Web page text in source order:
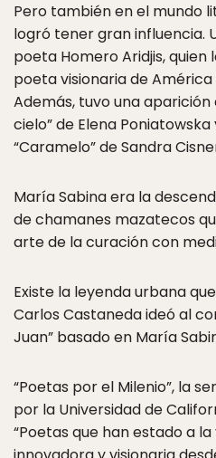
Pero también en el mundo
logró tener gran influencia.
poeta Homero Aridjis, quien
poeta visionaria de América
Además, tuvo una aparición
cielo” de Elena
“Caramelo” de Sandra
María Sabina era la
de chamanes mazatecos
arte de la curación con
Existe la leyenda urbana
Carlos Castaneda ideó al
Juan” basado en María
“Poetas por el Milenio”, la
por la Universidad de
“Poetas que han estado a